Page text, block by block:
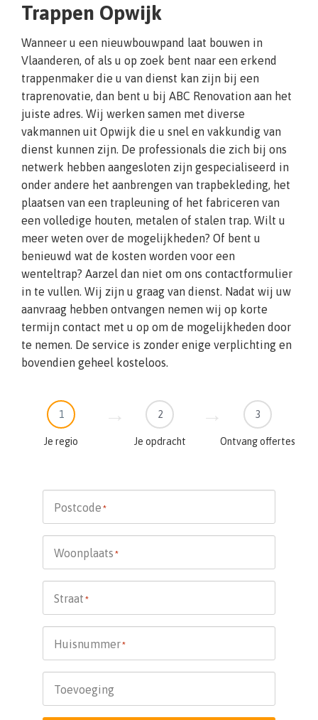
Trappen Opwijk
Wanneer u een nieuwbouwpand laat bouwen in
Vlaanderen, of als u op zoek bent naar een erkend
trappenmaker die u van dienst kan zijn bij een
traprenovatie, dan bent u bij ABC Renovation aan het
juiste adres. Wij werken samen met diverse
vakmannen uit Opwijk die u snel en vakkundig van
dienst kunnen zijn. De professionals die zich bij ons
netwerk hebben aangesloten zijn gespecialiseerd in
onder andere het aanbrengen van trapbekleding, het
plaatsen van een trapleuning of het fabriceren van
een volledige houten, metalen of stalen trap. Wilt u
meer weten over de mogelijkheden? Of bent u
benieuwd wat de kosten worden voor een
wenteltrap? Aarzel dan niet om ons contactformulier
in te vullen. Wij zijn u graag van dienst. Nadat wij uw
aanvraag hebben ontvangen nemen wij op korte
termijn contact met u op om de mogelijkheden door
te nemen. De service is zonder enige verplichting en
bovendien geheel kosteloos.
1
Je regio
2
Je opdracht
3
Ontvang offertes
Postcode *
Woonplaats *
Straat *
Huisnummer*
Toevoeging